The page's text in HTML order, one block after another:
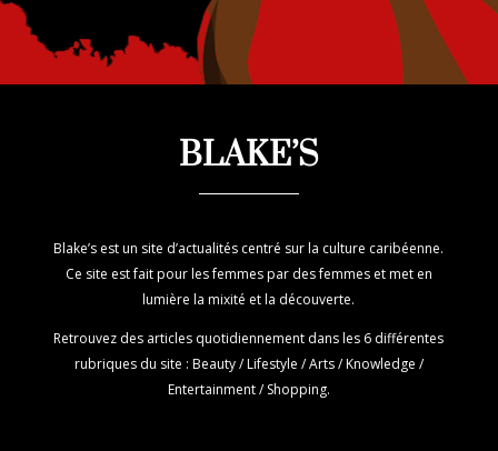
BLAKE’S
Blake’s est un site d’actualités centré sur la culture caribéenne.
Ce site est fait pour les femmes par des femmes et met en
lumière la mixité et la découverte.
Retrouvez des articles quotidiennement dans les 6 différentes
rubriques du site : Beauty / Lifestyle / Arts / Knowledge /
Entertainment / Shopping.